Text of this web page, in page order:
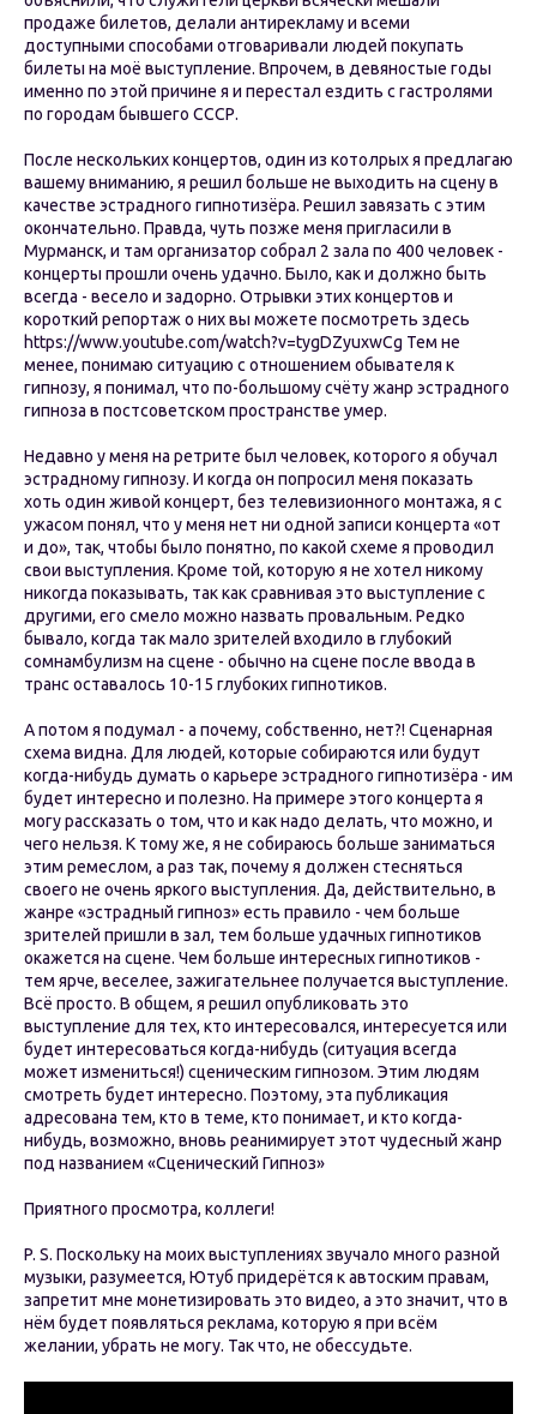
продаже билетов, делали антирекламу и всеми
доступными способами отговаривали людей покупать
билеты на моё выступление. Впрочем, в девяностые годы
именно по этой причине я и перестал ездить с гастролями
по городам бывшего СССР.
После нескольких концертов, один из котолрых я предлагаю
вашему вниманию, я решил больше не выходить на сцену в
качестве эстрадного гипнотизёра. Решил завязать с этим
окончательно. Правда, чуть позже меня пригласили в
Мурманск, и там организатор собрал 2 зала по 400 человек -
концерты прошли очень удачно. Было, как и должно быть
всегда - весело и задорно. Отрывки этих концертов и
короткий репортаж о них вы можете посмотреть здесь
https://www.youtube.com/watch?v=tygDZyuxwCg Тем не
менее, понимаю ситуацию с отношением обывателя к
гипнозу, я понимал, что по-большому счёту жанр эстрадного
гипноза в постсоветском пространстве умер.
Недавно у меня на ретрите был человек, которого я обучал
эстрадному гипнозу. И когда он попросил меня показать
хоть один живой концерт, без телевизионного монтажа, я с
ужасом понял, что у меня нет ни одной записи концерта «от
и до», так, чтобы было понятно, по какой схеме я проводил
свои выступления. Кроме той, которую я не хотел никому
никогда показывать, так как сравнивая это выступление с
другими, его смело можно назвать провальным. Редко
бывало, когда так мало зрителей входило в глубокий
сомнамбулизм на сцене - обычно на сцене после ввода в
транс оставалось 10-15 глубоких гипнотиков.
А потом я подумал - а почему, собственно, нет?! Сценарная
схема видна. Для людей, которые собираются или будут
когда-нибудь думать о карьере эстрадного гипнотизёра - им
будет интересно и полезно. На примере этого концерта я
могу рассказать о том, что и как надо делать, что можно, и
чего нельзя. К тому же, я не собираюсь больше заниматься
этим ремеслом, а раз так, почему я должен стесняться
своего не очень яркого выступления. Да, действительно, в
жанре «эстрадный гипноз» есть правило - чем больше
зрителей пришли в зал, тем больше удачных гипнотиков
окажется на сцене. Чем больше интересных гипнотиков -
тем ярче, веселее, зажигательнее получается выступление.
Всё просто. В общем, я решил опубликовать это
выступление для тех, кто интересовался, интересуется или
будет интересоваться когда-нибудь (ситуация всегда
может измениться!) сценическим гипнозом. Этим людям
смотреть будет интересно. Поэтому, эта публикация
адресована тем, кто в теме, кто понимает, и кто когда-
нибудь, возможно, вновь реанимирует этот чудесный жанр
под названием «Сценический Гипноз»
Приятного просмотра, коллеги!
P. S. Поскольку на моих выступлениях звучало много разной
музыки, разумеется, Ютуб придерётся к автоским правам,
запретит мне монетизировать это видео, а это значит, что в
нём будет появляться реклама, которую я при всём
желании, убрать не могу. Так что, не обессудьте.